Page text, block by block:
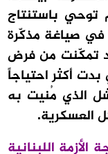
توحي باستنتاج
في صياغة مذكّرة
تمكّنت من فرض
أكثر احتياجاً
الذي مُنيت به
العسكرية.
اللبنانية